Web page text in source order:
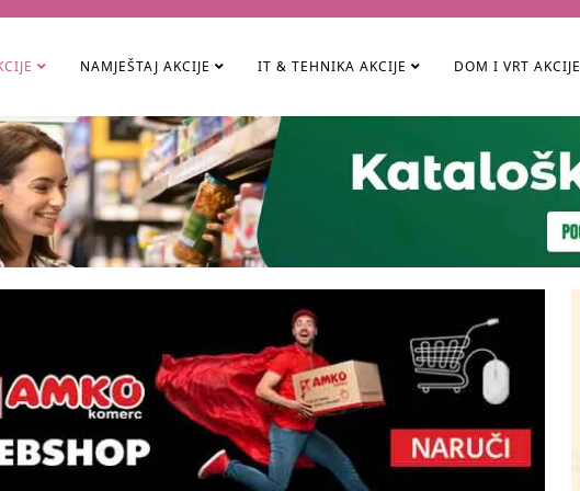
NAMJEŠTAJ AKCIJE IT & TEHNIKA AKCIJE DOM I VRT AKCIJE